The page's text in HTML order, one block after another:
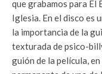
que grabamos para El
Iglesia. En el disco es
la importancia de la
texturada de psico-
guión de la película,